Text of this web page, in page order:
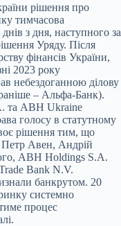
рішення про
тимчасова
з дня, наступного за
Уряду. Після
фінансів України,
2023 року
небездоганною ділову
– Альфа-Банк).
та ABH Ukraine
голосу в статутному
рішення тим, що
Авен, Андрій
ABH Holdings S.A.
Bank N.V.
банкрутом. 20
системно
процес